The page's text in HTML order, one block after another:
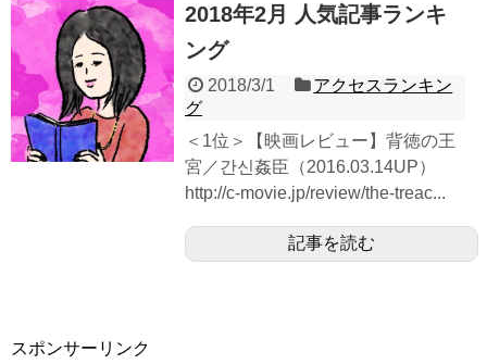
2018年2月 人気記事ランキ
ング
2018/3/1
アクセスランキン
グ
＜1位＞【映画レビュー】背徳の王
宮／간신姦臣（2016.03.14UP）
http://c-movie.jp/review/the-treac...
記事を読む
スポンサーリンク